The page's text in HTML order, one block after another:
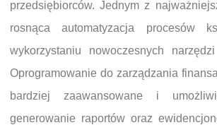
przedsiębiorców. Jednym z
rosnąca automatyzacja procesów
wykorzystaniu nowoczesnych
Oprogramowanie do zarządzania
bardziej zaawansowane i
generowanie raportów oraz